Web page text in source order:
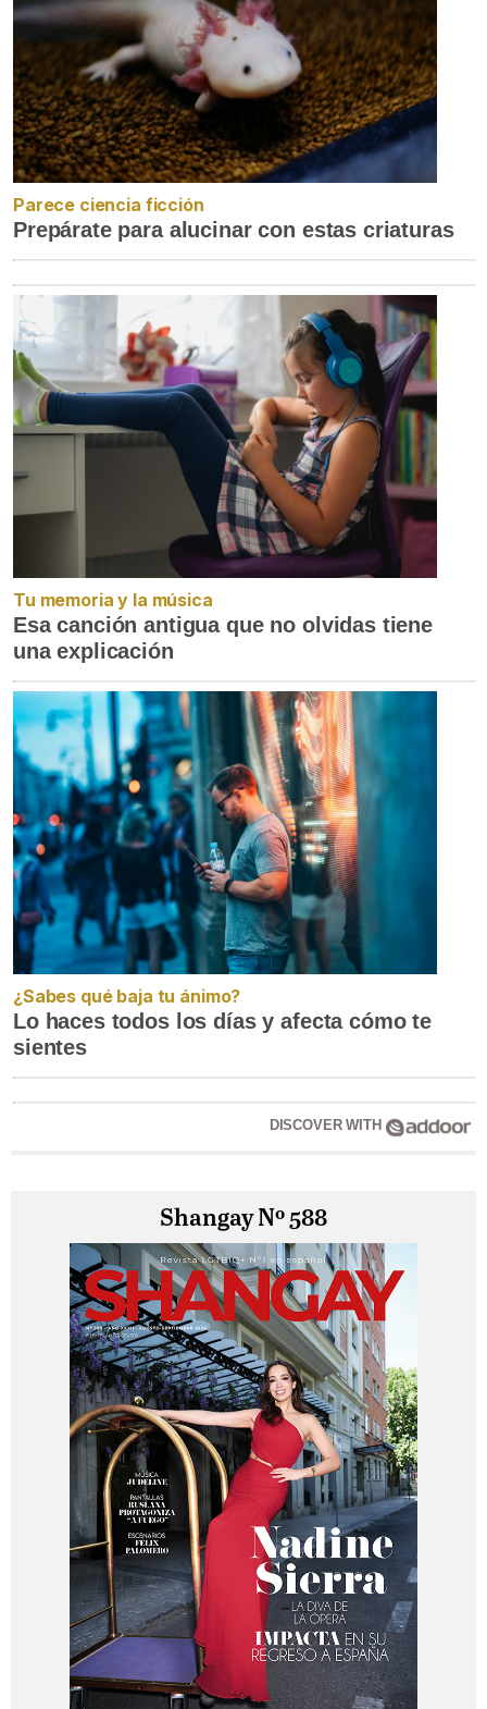
Parece ciencia ficción
Prepárate para alucinar con estas criaturas
Tu memoria y la música
Esa canción antigua que no olvidas tiene
una explicación
¿Sabes qué baja tu ánimo?
Lo haces todos los días y afecta cómo te
sientes
DISCOVER WITH
Shangay Nº 588